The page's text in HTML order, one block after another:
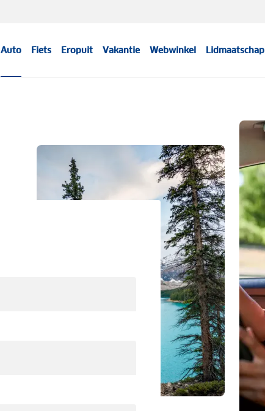
Auto Fiets Eropuit Vakantie Webwinkel Lidmaatschap